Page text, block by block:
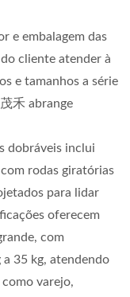
e embalagem das
cliente atender à
e tamanhos a série
禾 abrange
dobráveis inclui
rodas giratórias
para lidar
oferecem
com
a 35 kg, atendendo
varejo,